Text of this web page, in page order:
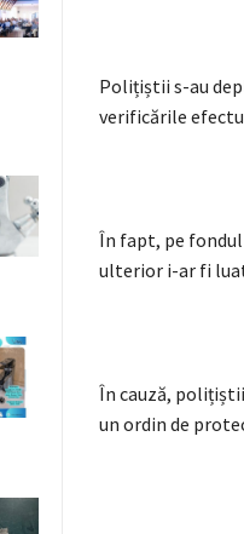
Polițiștii s-au
verificările
În fapt, pe
ulterior i-ar fi
În cauză,
un ordin de